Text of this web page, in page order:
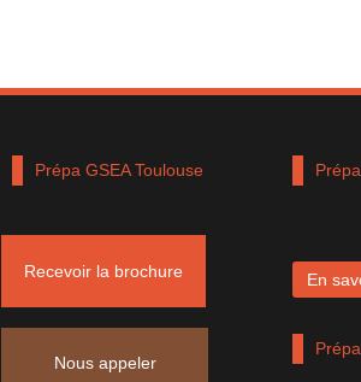
Prépa GSEA Toulouse
En savoir plus En
Recevoir la brochure
Nous appeler